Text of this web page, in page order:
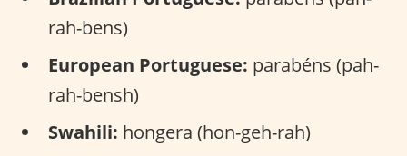
rah-bens)
European Portuguese: parabéns (pah-
rah-bensh)
Swahili: hongera (hon-geh-rah)